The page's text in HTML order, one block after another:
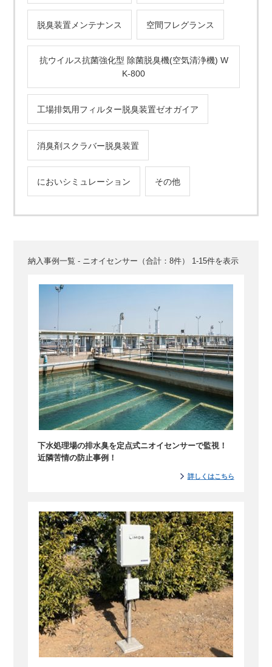
脱臭装置メンテナンス 空間フレグランス
抗ウイルス抗菌強化型 除菌脱臭機(空気清浄機) W
K-800
工場排気用フィルター脱臭装置ゼオガイア
消臭剤スクラバー脱臭装置
においシミュレーション その他
納入事例一覧 - ニオイセンサー（合計：8件） 1-15件を表示
下水処理場の排水臭を定点式ニオイセンサーで監視！
近隣苦情の防止事例！
詳しくはこちら